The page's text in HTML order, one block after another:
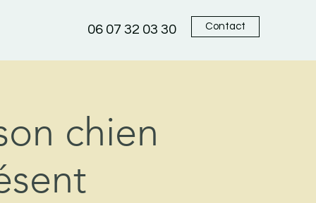
06 07 32 03 30 Contact
chien